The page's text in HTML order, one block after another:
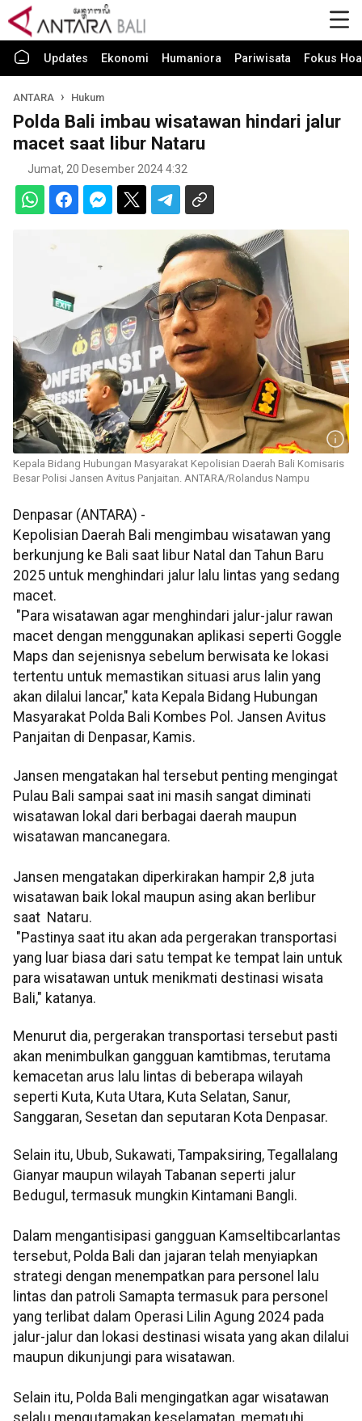
Updates Ekonomi Humaniora Pariwisata Fokus
ANTARA Hukum
Polda Bali imbau wisatawan hindari jalur
macet saat libur Nataru
Jumat, 20 Desember 2024 4:32
Kepala Bidang Hubungan Masyarakat Kepolisian Daerah Bali Komisaris
Besar Polisi Jansen Avitus Panjaitan. ANTARA/Rolandus Nampu
Denpasar (ANTARA) -
Kepolisian Daerah Bali mengimbau wisatawan yang
berkunjung ke Bali saat libur Natal dan Tahun Baru
2025 untuk menghindari jalur lalu lintas yang sedang
macet.
"Para wisatawan agar menghindari jalur-jalur rawan
macet dengan menggunakan aplikasi seperti Goggle
Maps dan sejenisnya sebelum berwisata ke lokasi
tertentu untuk memastikan situasi arus lalin yang
akan dilalui lancar," kata Kepala Bidang Hubungan
Masyarakat Polda Bali Kombes Pol. Jansen Avitus
Panjaitan di Denpasar, Kamis.
Jansen mengatakan hal tersebut penting mengingat
Pulau Bali sampai saat ini masih sangat diminati
wisatawan lokal dari berbagai daerah maupun
wisatawan mancanegara.
Jansen mengatakan diperkirakan hampir 2,8 juta
wisatawan baik lokal maupun asing akan berlibur
saat Nataru.
"Pastinya saat itu akan ada pergerakan transportasi
yang luar biasa dari satu tempat ke tempat lain untuk
para wisatawan untuk menikmati destinasi wisata
Bali," katanya.
Menurut dia, pergerakan transportasi tersebut pasti
akan menimbulkan gangguan kamtibmas, terutama
kemacetan arus lalu lintas di beberapa wilayah
seperti Kuta, Kuta Utara, Kuta Selatan, Sanur,
Sanggaran, Sesetan dan seputaran Kota Denpasar.
Selain itu, Ubub, Sukawati, Tampaksiring, Tegallalang
Gianyar maupun wilayah Tabanan seperti jalur
Bedugul, termasuk mungkin Kintamani Bangli.
Dalam mengantisipasi gangguan Kamseltibcarlantas
tersebut, Polda Bali dan jajaran telah menyiapkan
strategi dengan menempatkan para personel lalu
lintas dan patroli Samapta termasuk para personel
yang terlibat dalam Operasi Lilin Agung 2024 pada
jalur-jalur dan lokasi destinasi wisata yang akan dilalui
maupun dikunjungi para wisatawan.
Selain itu, Polda Bali mengingatkan agar wisatawan